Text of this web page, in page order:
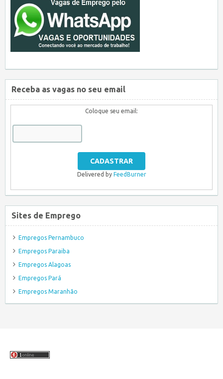
Receba as vagas no seu email
Coloque seu email:
Delivered by FeedBurner
Sites de Emprego
Empregos Pernambuco
Empregos Paraiba
Empregos Alagoas
Empregos Pará
Empregos Maranhão